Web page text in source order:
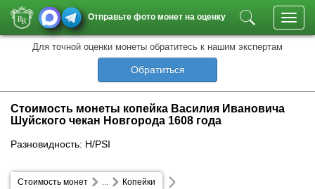
Отправьте фото монет на оценку
Для точной оценки монеты обратитесь к нашим экспертам
Обратиться
Стоимость монеты копейка Василия Ивановича
Шуйского чекан Новгорода 1608 года
Разновидность: Н/РSI
Стоимость монет Копейки
...